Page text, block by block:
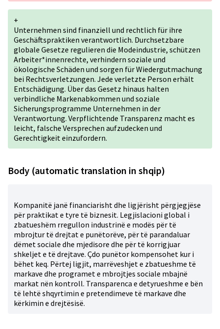
+
Unternehmen sind finanziell und rechtlich für ihre
Geschäftspraktiken verantwortlich. Durchsetzbare
globale Gesetze regulieren die Modeindustrie, schützen
Arbeiter*innenrechte, verhindern soziale und
ökologische Schäden und sorgen für Wiedergutmachung
bei Rechtsverletzungen. Jede verletzte Person erhält
Entschädigung. Über das Gesetz hinaus halten
verbindliche Markenabkommen und soziale
Sicherungsprogramme Unternehmen in der
Verantwortung. Verpflichtende Transparenz macht es
leicht, falsche Versprechen aufzudecken und
Gerechtigkeit einzufordern.
Body (automatic translation in shqip)
Kompanitë janë financiarisht dhe ligjërisht përgjegjëse
për praktikat e tyre të biznesit. Legjislacioni global i
zbatueshëm rregullon industrinë e modës për të
mbrojtur të drejtat e punëtorëve, për të parandaluar
dëmet sociale dhe mjedisore dhe për të korrigjuar
shkeljet e të drejtave. Çdo punëtor kompensohet kur i
bëhet keq. Përtej ligjit, marrëveshjet e zbatueshme të
markave dhe programet e mbrojtjes sociale mbajnë
markat nën kontroll. Transparenca e detyrueshme e bën
të lehtë shqyrtimin e pretendimeve të markave dhe
kërkimin e drejtësisë.